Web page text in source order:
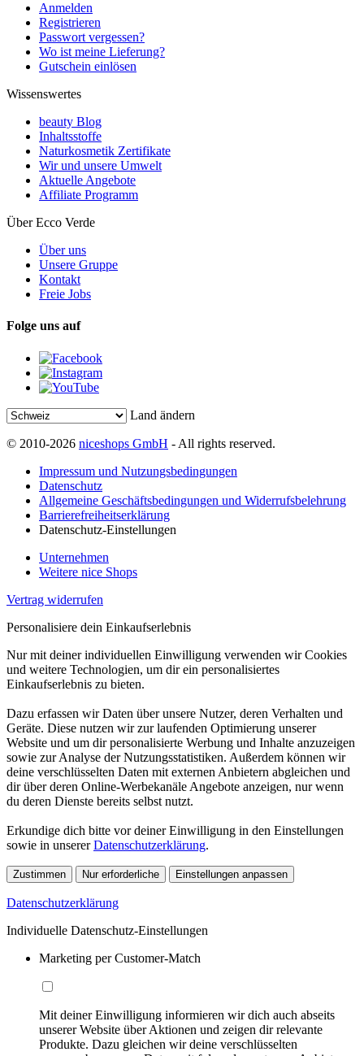
Anmelden
Registrieren
Passwort vergessen?
Wo ist meine Lieferung?
Gutschein einlösen
Wissenswertes
beauty Blog
Inhaltsstoffe
Naturkosmetik Zertifikate
Wir und unsere Umwelt
Aktuelle Angebote
Affiliate Programm
Über Ecco Verde
Über uns
Unsere Gruppe
Kontakt
Freie Jobs
Folge uns auf
Land ändern
© 2010-2026 niceshops GmbH - All rights reserved.
Impressum und Nutzungsbedingungen
Datenschutz
Allgemeine Geschäftsbedingungen und Widerrufsbelehrung
Barrierefreiheitserklärung
Datenschutz-Einstellungen
Unternehmen
Weitere nice Shops
Vertrag widerrufen
Personalisiere dein Einkaufserlebnis
Nur mit deiner individuellen Einwilligung verwenden wir Cookies
und weitere Technologien, um dir ein personalisiertes
Einkaufserlebnis zu bieten.
Dazu erfassen wir Daten über unsere Nutzer, deren Verhalten und
Geräte. Diese nutzen wir zur laufenden Optimierung unserer
Website und um dir personalisierte Werbung und Inhalte anzuzeigen
sowie zur Analyse der Nutzungsstatistiken. Außerdem können wir
deine verschlüsselten Daten mit externen Anbietern abgleichen und
dir über deren Online-Werbekanäle Angebote anzeigen, nur wenn
du deren Dienste bereits selbst nutzt.
Erkundige dich bitte vor deiner Einwilligung in den Einstellungen
sowie in unsererDatenschutzerklärung.
Zustimmen Nur erforderliche Einstellungen anpassen
Datenschutzerklärung
Individuelle Datenschutz-Einstellungen
Marketing per Customer-Match
Mit deiner Einwilligung informieren wir dich auch abseits
unserer Website über Aktionen und zeigen dir relevante
Produkte. Dazu gleichen wir deine verschlüsselten